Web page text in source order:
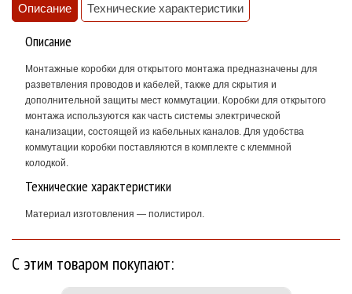
Описание Технические характеристики
Описание
Монтажные коробки для открытого монтажа предназначены для
разветвления проводов и кабелей, также для скрытия и
дополнительной защиты мест коммутации. Коробки для открытого
монтажа используются как часть системы электрической
канализации, состоящей из кабельных каналов. Для удобства
коммутации коробки поставляются в комплекте с клеммной
колодкой.
Технические характеристики
Материал изготовления — полистирол.
С этим товаром покупают: